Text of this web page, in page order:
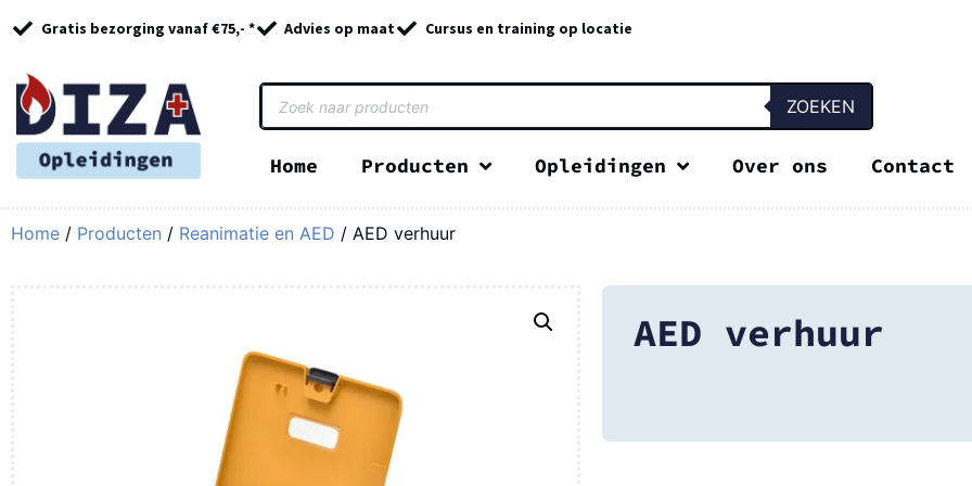
Gratis bezorging vanaf €75,- * Advies op maat Cursus en training op locatie
ZOEKEN
Home Producten Opleidingen Over ons Contact
Home / Producten / Reanimatie en AED / AED verhuur
AED verhuur